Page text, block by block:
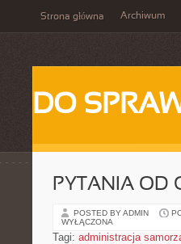
Strona główna Archiwum
DO
PYTANIA OD
POSTED BY ADMIN
WYŁĄCZONA
Tagi: administracja